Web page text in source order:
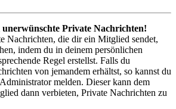
Private Nachrichten!
Nachrichten, die dir ein Mitglied sendet,
indem du in deinem persönlichen
Regel erstellst. Falls du
von jemandem erhältst, so kannst du
melden. Dieser kann dem
dann verbieten, Private Nachrichten zu